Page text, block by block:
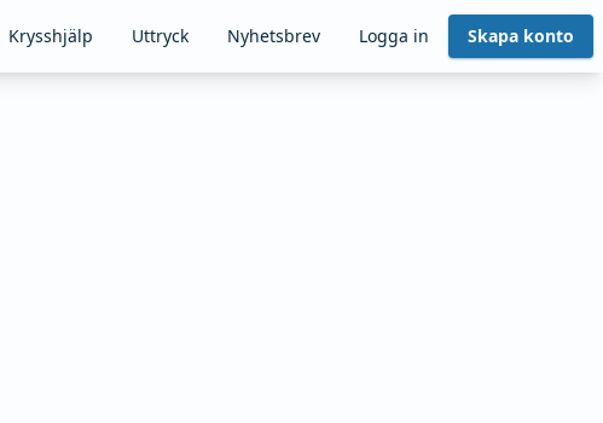
Krysshjälp Uttryck Nyhetsbrev Logga in Skapa konto